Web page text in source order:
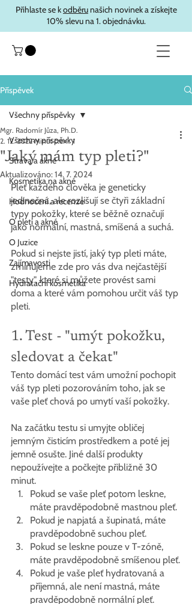
Přihlaste se kodběrunašich novinek a získejte
10% slevu na 1. objednávku.
Příspěvek
Všechny příspěvky
Strava a akné
Kosmetika na akné
Hodnocení a recenze
O pleti a akné
O Juzice
Zajímavosti
Hydratační kosmetika
Všechny příspěvky
"Jaký mám typ pleti?"
Mgr. Radomír Jůza, Ph.D.
2. 12. 2022 Minut čtení: 1
Aktualizováno:14. 7. 2024
Pleť každého člověka je geneticky
jedinečná, ale rozlišují se čtyři základní
typy pokožky, které se běžně označují
jako normální, mastná, smíšená a suchá.
Pokud si nejste jistí, jaký typ pleti máte,
zmiňujeme zde pro vás dva nejčastější
"testy", které si můžete provést sami
doma a které vám pomohou určit váš typ
pleti.
1. Test - "umýt pokožku,
sledovat a čekat"
Tento domácí test vám umožní pochopit
váš typ pleti pozorováním toho, jak se
vaše pleť chová po umytí vaší pokožky.
Na začátku testu si umyjte obličej
jemným čisticím prostředkem a poté jej
jemně osušte. Jiné další produkty
nepoužívejte a počkejte přibližně 30
minut.
Pokud se vaše pleť potom leskne,
máte pravděpodobně mastnou pleť.
Pokud je napjatá a šupinatá, máte
pravděpodobně suchou pleť.
Pokud se leskne pouze v T-zóně,
máte pravděpodobně smíšenou pleť.
Pokud je vaše pleť hydratovaná a
příjemná, ale není mastná, máte
pravděpodobně normální pleť.